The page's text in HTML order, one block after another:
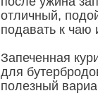
отличный,
подавать к чаю
Запеченная
для
полезный